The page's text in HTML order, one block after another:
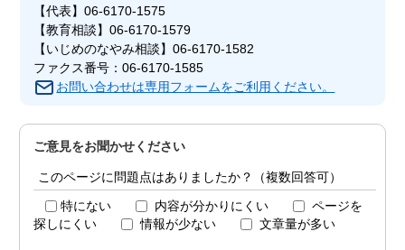
【代表】06-6170-1575
【教育相談】06-6170-1579
【いじめのなやみ相談】06-6170-1582
ファクス番号：06-6170-1585
お問い合わせは専用フォームをご利用ください。
ご意見をお聞かせください
このページに問題点はありましたか？（複数回答可）
特にない 内容が分かりにくい
ページを
探しにくい
情報が少ない 文章量が多い